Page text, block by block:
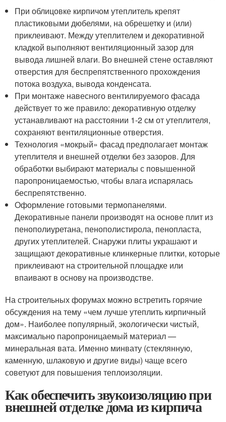
При облицовке кирпичом утеплитель крепят
пластиковыми дюбелями, на обрешетку и (или)
приклеивают. Между утеплителем и декоративной
кладкой выполняют вентиляционный зазор для
вывода лишней влаги. Во внешней стене оставляют
отверстия для беспрепятственного прохождения
потока воздуха, вывода конденсата.
При монтаже навесного вентилируемого фасада
действует то же правило: декоративную отделку
устанавливают на расстоянии 1-2 см от утеплителя,
сохраняют вентиляционные отверстия.
Технология «мокрый» фасад предполагает монтаж
утеплителя и внешней отделки без зазоров. Для
обработки выбирают материалы с повышенной
паропроницаемостью, чтобы влага испарялась
беспрепятственно.
Оформление готовыми термопанелями.
Декоративные панели производят на основе плит из
пенополиуретана, пенополистирола, пенопласта,
других утеплителей. Снаружи плиты украшают и
защищают декоративные клинкерные плитки, которые
приклеивают на строительной площадке или
впаивают в основу на производстве.
На строительных форумах можно встретить горячие
обсуждения на тему «чем лучше утеплить кирпичный
дом». Наиболее популярный, экологически чистый,
максимально паропроницаемый материал —
минеральная вата. Именно минвату (стеклянную,
каменную, шлаковую и другие виды) чаще всего
советуют для повышения теплоизоляции.
Как обеспечить звукоизоляцию при
внешней отделке дома из кирпича